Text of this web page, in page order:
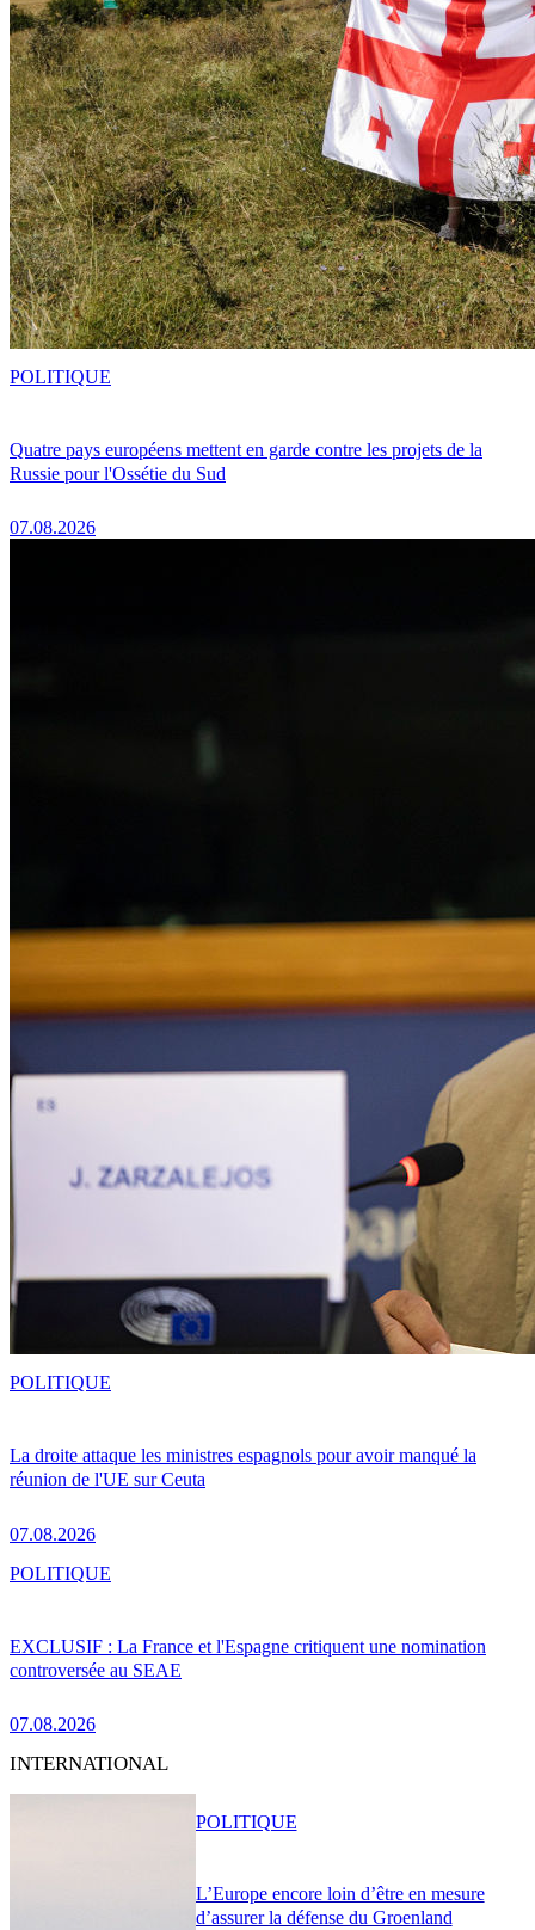
Quatre pays européens mettent en garde contre les projets de la
Russie pour l'Ossétie du Sud
07.08.2026
POLITIQUE
La droite attaque les ministres espagnols pour avoir manqué la
réunion de l'UE sur Ceuta
07.08.2026
POLITIQUE
EXCLUSIF : La France et l'Espagne critiquent une nomination
controversée au SEAE
07.08.2026
POLITIQUE
INTERNATIONAL
L’Europe encore loin d’être en mesure
d’assurer la défense du Groenland
POLITIQUE